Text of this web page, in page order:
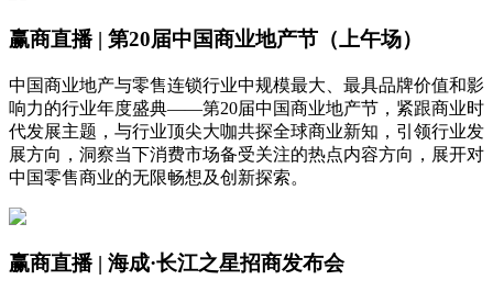
赢商直播 | 第20届中国商业地产节（上午场）
中国商业地产与零售连锁行业中规模最大、最具品牌价值和影
响力的行业年度盛典——第20届中国商业地产节，紧跟商业时
代发展主题，与行业顶尖大咖共探全球商业新知，引领行业发
展方向，洞察当下消费市场备受关注的热点内容方向，展开对
中国零售商业的无限畅想及创新探索。
赢商直播 | 海成·长江之星招商发布会